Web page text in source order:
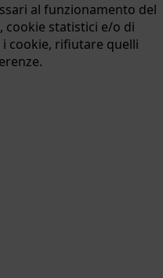
al funzionamento del
cookie statistici e/o di
cookie, rifiutare quelli